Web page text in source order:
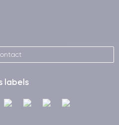
labels